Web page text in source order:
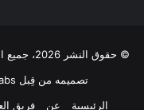
© حقوق النشر 2026، جميع الحقوق محفوظة |
تصميمه من قِبل TieLabs
الرئيسية
عن فريق